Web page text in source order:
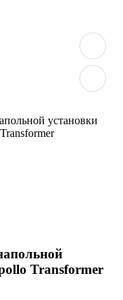
Transformer